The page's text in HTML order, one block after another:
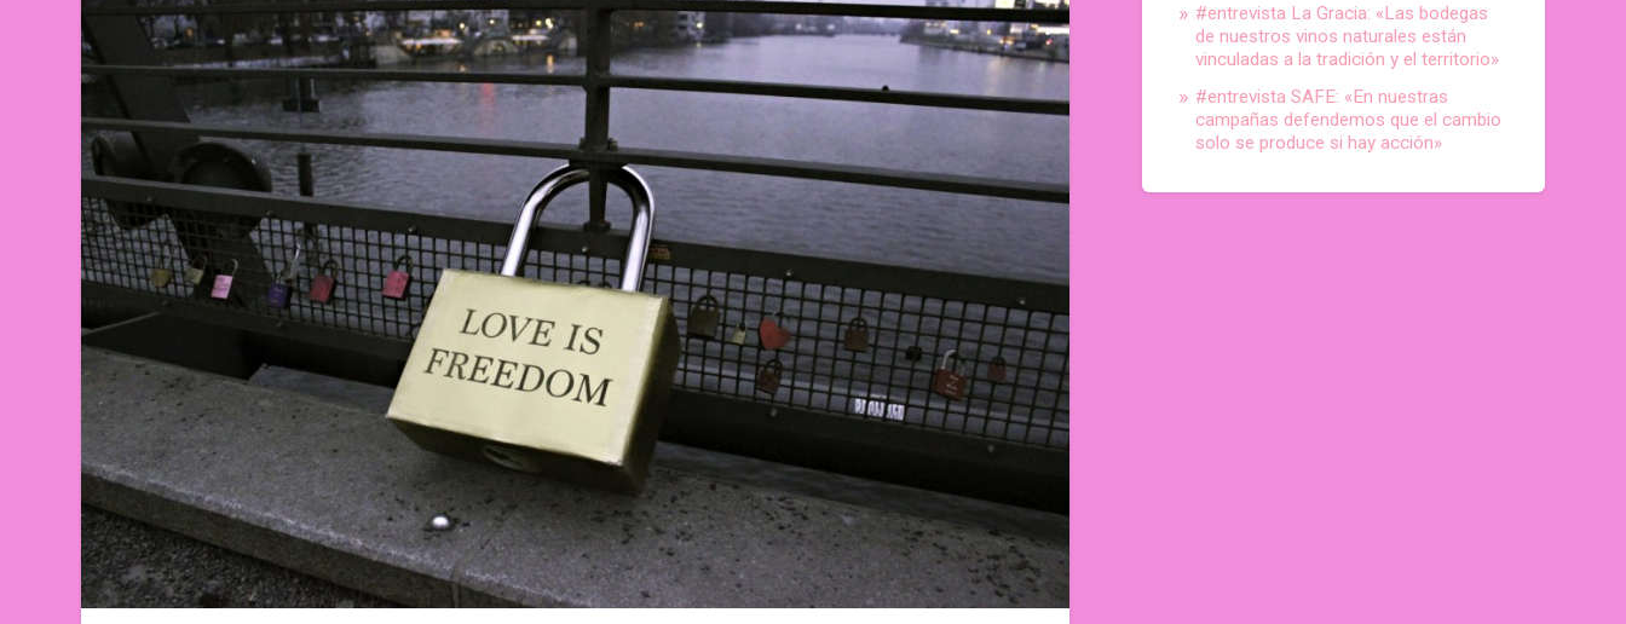
#entrevista La Gracia: «Las bodegas
de nuestros vinos naturales están
vinculadas a la tradición y el territorio»
#entrevista SAFE: «En nuestras
campañas defendemos que el cambio
solo se produce si hay acción»